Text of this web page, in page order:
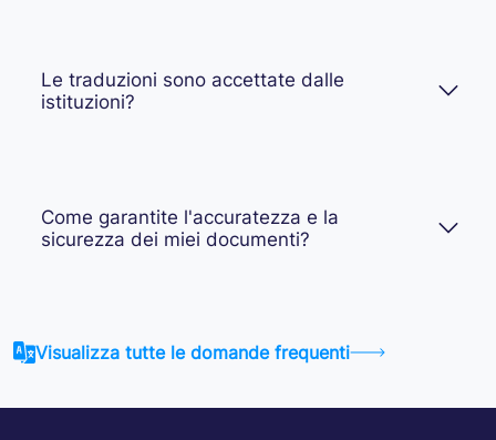
Le traduzioni sono accettate dalle
istituzioni?
Come garantite l'accuratezza e la
sicurezza dei miei documenti?
Visualizza tutte le domande frequenti